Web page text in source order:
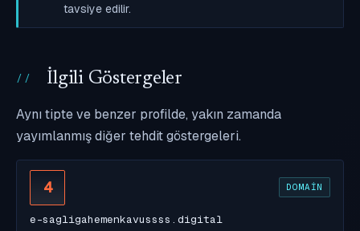
tavsiye edilir.
İlgili Göstergeler
Aynı tipte ve benzer profilde, yakın zamanda
yayımlanmış diğer tehdit göstergeleri.
4 DOMAIN
e-sagligahemenkavussss.digital